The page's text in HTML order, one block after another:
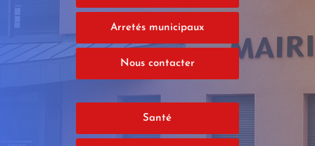
Arretés municipaux
Nous contacter
Santé